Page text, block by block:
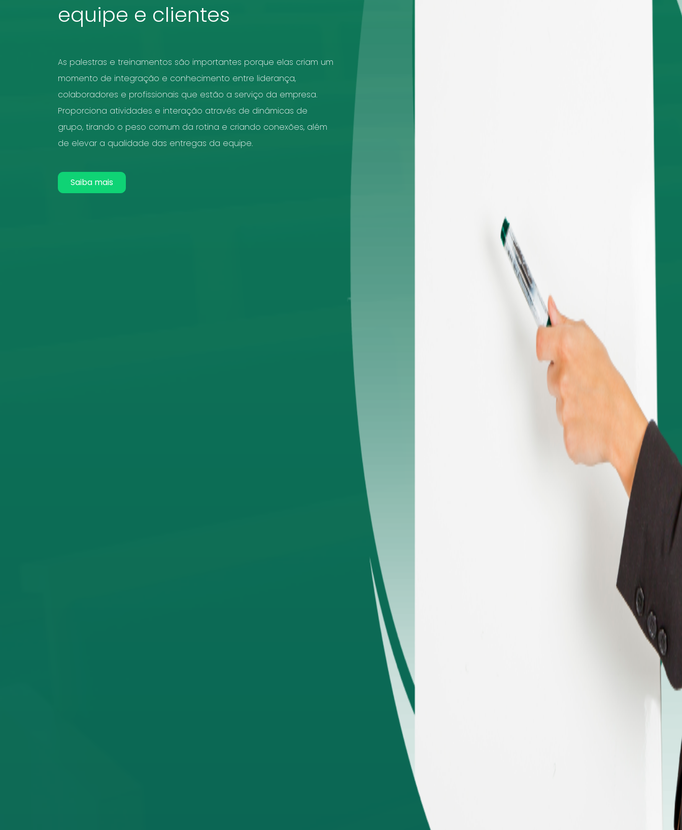
equipe e clientes
As palestras e treinamentos são importantes porque elas criam um
momento de integração e conhecimento entre liderança,
colaboradores e profissionais que estão a serviço da empresa.
Proporciona atividades e interação através de dinâmicas de
grupo, tirando o peso comum da rotina e criando conexões, além
de elevar a qualidade das entregas da equipe.
Saiba mais